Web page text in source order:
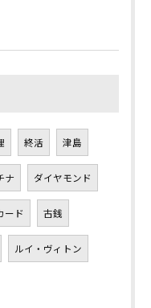
終活 津島
ナ ダイヤモンド
ード 古銭
ルイ・ヴィトン